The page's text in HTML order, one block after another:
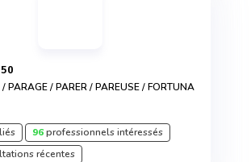
50
PARAGE / PARER / PAREUSE / FORTUNA
96professionnels intéressés
récentes